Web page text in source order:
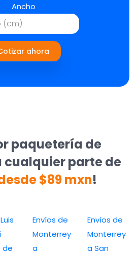
Ancho
ahora
paquetería de
cualquier parte de
$89 mxn!
de
Envíos de
Monterrey
a
Envíos de
Monterrey
a San